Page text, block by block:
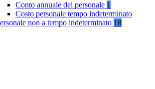
Conto annuale del personale 1
Costo personale tempo indeterminato
non a tempo indeterminato 18